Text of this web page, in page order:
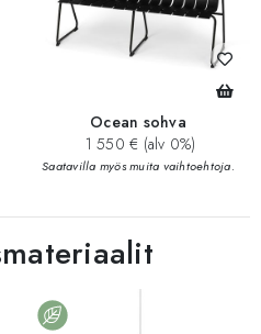
Ocean sohva
1 550 € (alv 0%)
Saatavilla myös muita vaihtoehtoja.